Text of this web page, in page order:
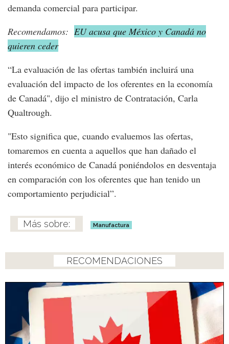
demanda comercial para participar.
Recomendamos: EU acusa que México y Canadá no
quieren ceder
“La evaluación de las ofertas también incluirá una
evaluación del impacto de los oferentes en la economía
de Canadá", dijo el ministro de Contratación, Carla
Qualtrough.
"Esto significa que, cuando evaluemos las ofertas,
tomaremos en cuenta a aquellos que han dañado el
interés económico de Canadá poniéndolos en desventaja
en comparación con los oferentes que han tenido un
comportamiento perjudicial”.
Manufactura
RECOMENDACIONES